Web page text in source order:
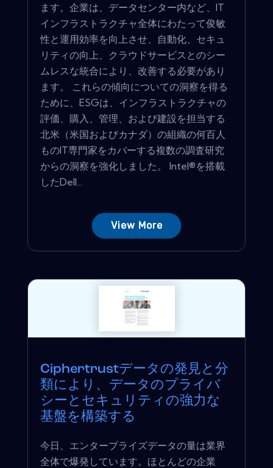
ます。企業は、データセンター内など、IT
インフラストラクチャ全体にわたって俊敏
性と運用効率を向上させ、自動化、セキュ
リティの向上、クラウドサービスとのシー
ムレスな統合により、改善する必要があり
ます。 これらの傾向についての洞察を得る
ために、ESGは、インフラストラクチャの
評価、購入、管理、および建設を担当する
北米（米国およびカナダ）の組織の何百人
ものIT専門家をカバーする複数の調査研究
からの洞察を強化しました。 Intel®を搭載
したDell...
View More
Ciphertrustデータの発見と分
類により、データのプライバ
シーとセキュリティの強力な
基盤を構築する
今日、エンタープライズデータの量は業界
全体で爆発しています。ほとんどの企業